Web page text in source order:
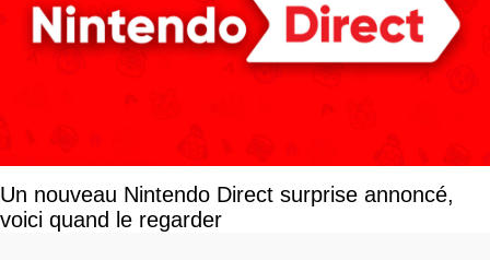
Un nouveau Nintendo Direct surprise annoncé,
voici quand le regarder